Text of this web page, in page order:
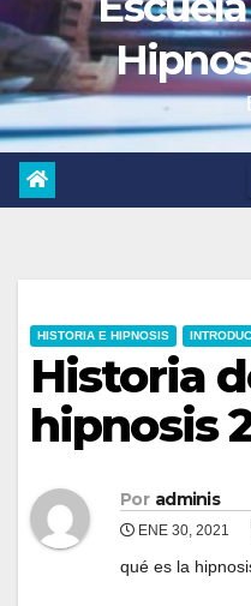
HISTORIA E HIPNOSIS
Historia
hipnosis
Por adminis
ENE 30, 2021
qué es la